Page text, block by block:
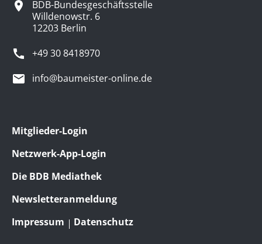
BDB-Bundesgeschäftsstelle
Willdenowstr. 6
12203 Berlin
+49 30 8418970
info@baumeister-online.de
Mitglieder-Login
Netzwerk-App-Login
Die BDB Mediathek
Newsletteranmeldung
Impressum
Datenschutz